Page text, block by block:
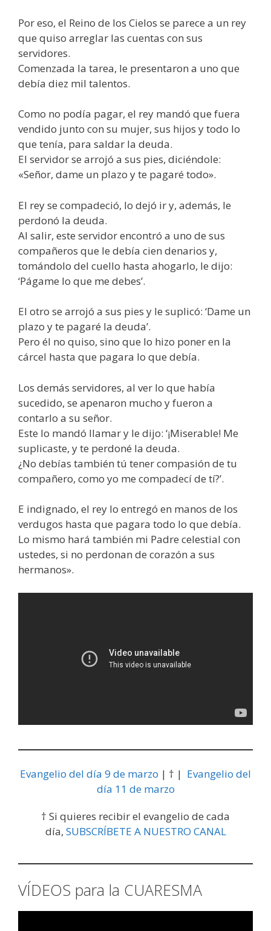
Por eso, el Reino de los Cielos se parece a un rey
que quiso arreglar las cuentas con sus
servidores.
Comenzada la tarea, le presentaron a uno que
debía diez mil talentos.
Como no podía pagar, el rey mandó que fuera
vendido junto con su mujer, sus hijos y todo lo
que tenía, para saldar la deuda.
El servidor se arrojó a sus pies, diciéndole:
«Señor, dame un plazo y te pagaré todo».
El rey se compadeció, lo dejó ir y, además, le
perdonó la deuda.
Al salir, este servidor encontró a uno de sus
compañeros que le debía cien denarios y,
tomándolo del cuello hasta ahogarlo, le dijo:
‘Págame lo que me debes’.
El otro se arrojó a sus pies y le suplicó: ‘Dame un
plazo y te pagaré la deuda’.
Pero él no quiso, sino que lo hizo poner en la
cárcel hasta que pagara lo que debía.
Los demás servidores, al ver lo que había
sucedido, se apenaron mucho y fueron a
contarlo a su señor.
Este lo mandó llamar y le dijo: ‘¡Miserable! Me
suplicaste, y te perdoné la deuda.
¿No debías también tú tener compasión de tu
compañero, como yo me compadecí de tí?’.
E indignado, el rey lo entregó en manos de los
verdugos hasta que pagara todo lo que debía.
Lo mismo hará también mi Padre celestial con
ustedes, si no perdonan de corazón a sus
hermanos».
Evangelio del día 9 de marzo | † | Evangelio del
día 11 de marzo
† Si quieres recibir el evangelio de cada
día, SUBSCRÍBETE A NUESTRO CANAL
VÍDEOS para la CUARESMA